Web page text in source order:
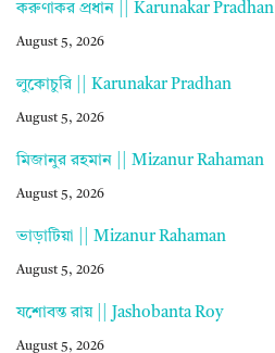
করুণাকর প্রধান || Karunakar Pradhan
August 5, 2026
লুকোচুরি || Karunakar Pradhan
August 5, 2026
মিজানুর রহমান || Mizanur Rahaman
August 5, 2026
ভাড়াটিয়া || Mizanur Rahaman
August 5, 2026
যশোবন্ত রায় || Jashobanta Roy
August 5, 2026